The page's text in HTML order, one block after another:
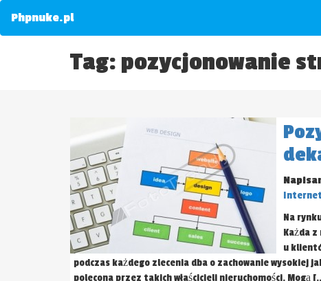
Phpnuke.pl
Tag: pozycjonowanie
Internet
Na
Każda z
u
podczas każdego zlecenia dba o zachowanie wysokiej
polecona przez takich właścicieli nieruchomości. Mogą